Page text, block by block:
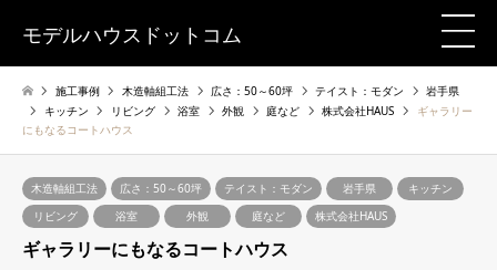
モデルハウスドットコム
施工事例 木造軸組工法 広さ：50～60坪 テイスト：モダン
岩手県
キッチン
リビング 浴室 外観 庭など 株式会社HAUS
ギャラリー
にもなるコートハウス
木造軸組工法 広さ：50～60坪 テイスト：モダン 岩手県
キッチン
リビング
浴室 外観 庭など 株式会社HAUS
ギャラリーにもなるコートハウス